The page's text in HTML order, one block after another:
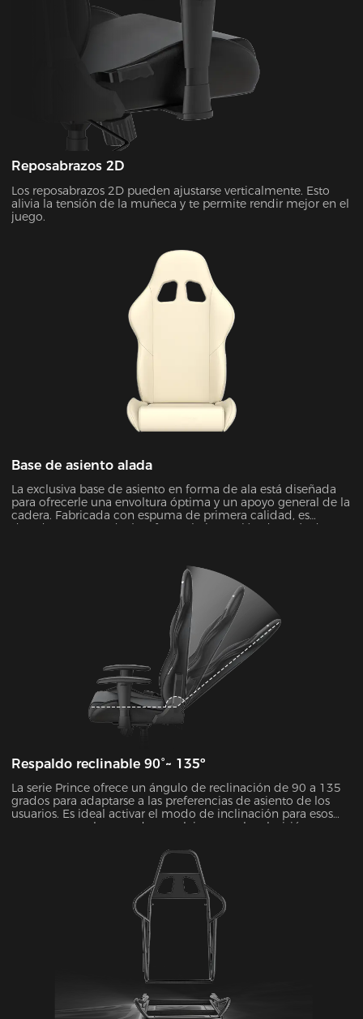
Reposabrazos 2D
Los reposabrazos 2D pueden ajustarse verticalmente. Esto
alivia la tensión de la muñeca y te permite rendir mejor en el
juego.
Base de asiento alada
La exclusiva base de asiento en forma de ala está diseñada
para ofrecerle una envoltura óptima y un apoyo general de la
cadera. Fabricada con espuma de primera calidad, es
duradera y no perderá su forma bajo presión después de
Respaldo reclinable 90°~ 135º
La serie Prince ofrece un ángulo de reclinación de 90 a 135
grados para adaptarse a las preferencias de asiento de los
usuarios. Es ideal activar el modo de inclinación para esos
momentos en los que desea relajarse, ver la televisión o